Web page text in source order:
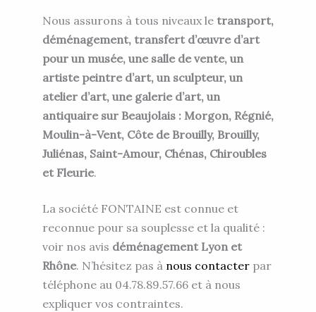
Nous assurons à tous niveaux le transport,
déménagement, transfert d’œuvre d’art
pour un musée, une salle de vente, un
artiste peintre d’art, un sculpteur, un
atelier d’art, une galerie d’art, un
antiquaire sur Beaujolais : Morgon, Régnié,
Moulin-à-Vent, Côte de Brouilly, Brouilly,
Juliénas, Saint-Amour, Chénas, Chiroubles
et Fleurie.
La société FONTAINE est connue et
reconnue pour sa souplesse et la qualité :
voir nos avis déménagement Lyon et
Rhône. N’hésitez pas à nous contacter par
téléphone au 04.78.89.57.66 et à nous
expliquer vos contraintes.